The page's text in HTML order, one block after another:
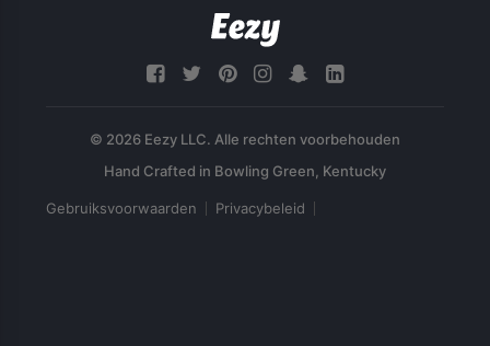
© 2026 Eezy LLC. Alle rechten voorbehouden
Gebruiksvoorwaarden Privacybeleid